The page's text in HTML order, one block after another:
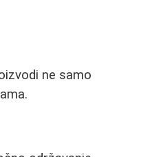
ne samo